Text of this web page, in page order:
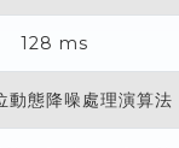
128 ms
動態降噪處理演算法